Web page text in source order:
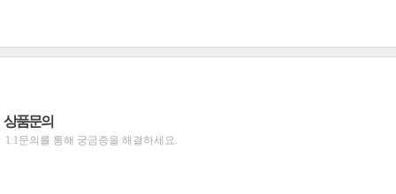
상품문의
1:1문의를 통해 궁금증을 해결하세요.